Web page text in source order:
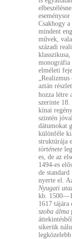
Csakhogy
mindent
művek,
századi
klasszikusa,
monográfia
elméleti
aztán
hozza létre
szerinte 18.
kínai
szintén
dátumokat
különféle
struktúrája
története
es, de az
1494-es
de standard
nyerte el.
Nyugati
kb.
1617 tájára
szoba álma
sikerük